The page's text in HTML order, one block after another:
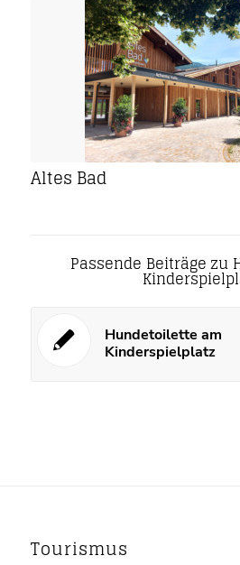
Altes Bad
Passende Beiträge zu
Hundetoilette am
Kinderspielplatz
Tourismus